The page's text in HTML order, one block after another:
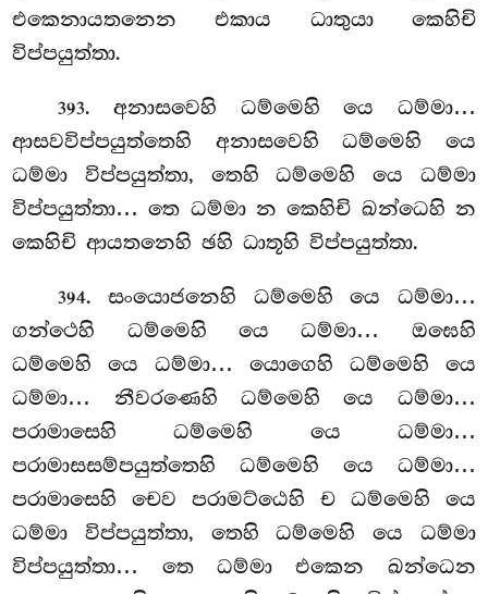
එකෙනායතනෙන එකාය ධාතුයා කෙහිචි
විප්පයුත්තා.
393. අනාසවෙහි ධම්මෙහි යෙ ධම්මා…
ආසවවිප්පයුත්තෙහි අනාසවෙහිධම්මෙහි යෙ
ධම්මා විප්පයුත්තා, තෙහි ධම්මෙහි යෙ ධම්මා
විප්පයුත්තා… තෙ ධම්මා නකෙහිචි ඛන්ධෙහි න
කෙහිචි ආයතනෙහි ඡහි ධාතූහි විප්පයුත්තා.
394. සංයොජනෙහි ධම්මෙහි යෙ ධම්මා…
ගන්ථෙහි ධම්මෙහි යෙ ධම්මා… ඔඝෙහි
ධම්මෙහි යෙ ධම්මා… යොගෙහි ධම්මෙහි යෙ
ධම්මා… නීවරණෙහි ධම්මෙහි යෙ ධම්මා…
පරාමාසෙහි ධම්මෙහි යෙ ධම්මා…
පරාමාසසම්පයුත්තෙහි ධම්මෙහි යෙ ධම්මා…
පරාමාසෙහි චෙව පරාමට්ඨෙහි ච ධම්මෙහි යෙ
ධම්මා විප්පයුත්තා, තෙහි ධම්මෙහි යෙ ධම්මා
විප්පයුත්තා… තෙ ධම්මා එකෙන ඛන්ධෙන